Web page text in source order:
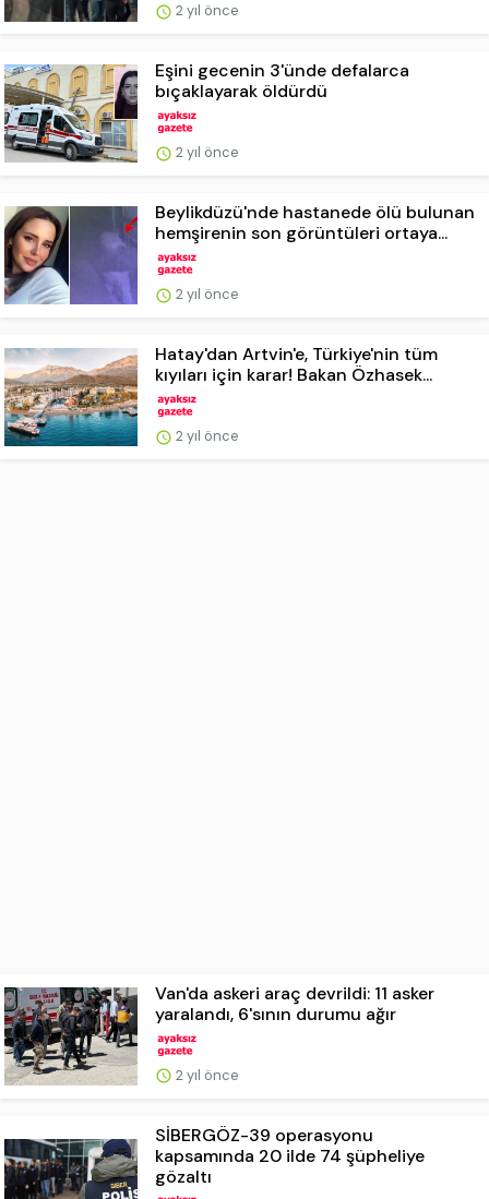
2 yıl önce
Eşini gecenin 3'ünde defalarca
bıçaklayarak öldürdü
2 yıl önce
Beylikdüzü'nde hastanede ölü bulunan
hemşirenin son görüntüleri ortaya...
2 yıl önce
Hatay'dan Artvin'e, Türkiye'nin tüm
kıyıları için karar! Bakan Özhasek...
2 yıl önce
Van'da askeri araç devrildi: 11 asker
yaralandı, 6'sının durumu ağır
2 yıl önce
SİBERGÖZ-39 operasyonu
kapsamında 20 ilde 74 şüpheliye
gözaltı